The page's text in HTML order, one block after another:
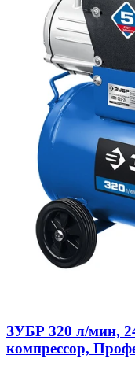
ЗУБР 320 л/мин,
компрессор,